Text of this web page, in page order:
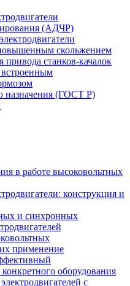
(АДЧР)
скольжением
привода станков-качалок
встроенным
(ГОСТ Р)
в работе высоковольтных
конструкция и
и синхронных
применение
конкретного оборудования
с